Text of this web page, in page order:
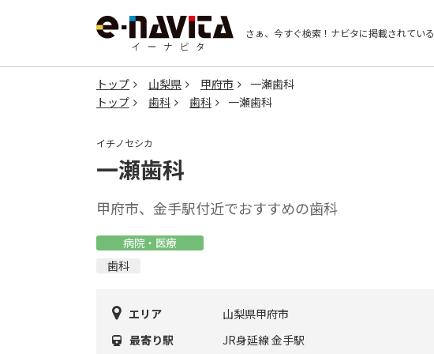
さぁ、今すぐ検索！ ナビタに掲載されている
トップ 山梨県 甲府市
一瀬歯科
トップ
歯科 歯科 一瀬歯科
イチノセシカ
一瀬歯科
甲府市、金手駅付近でおすすめの歯科
病院・医療
歯科
エリア
山梨県甲府市
最寄り駅
JR身延線 金手駅